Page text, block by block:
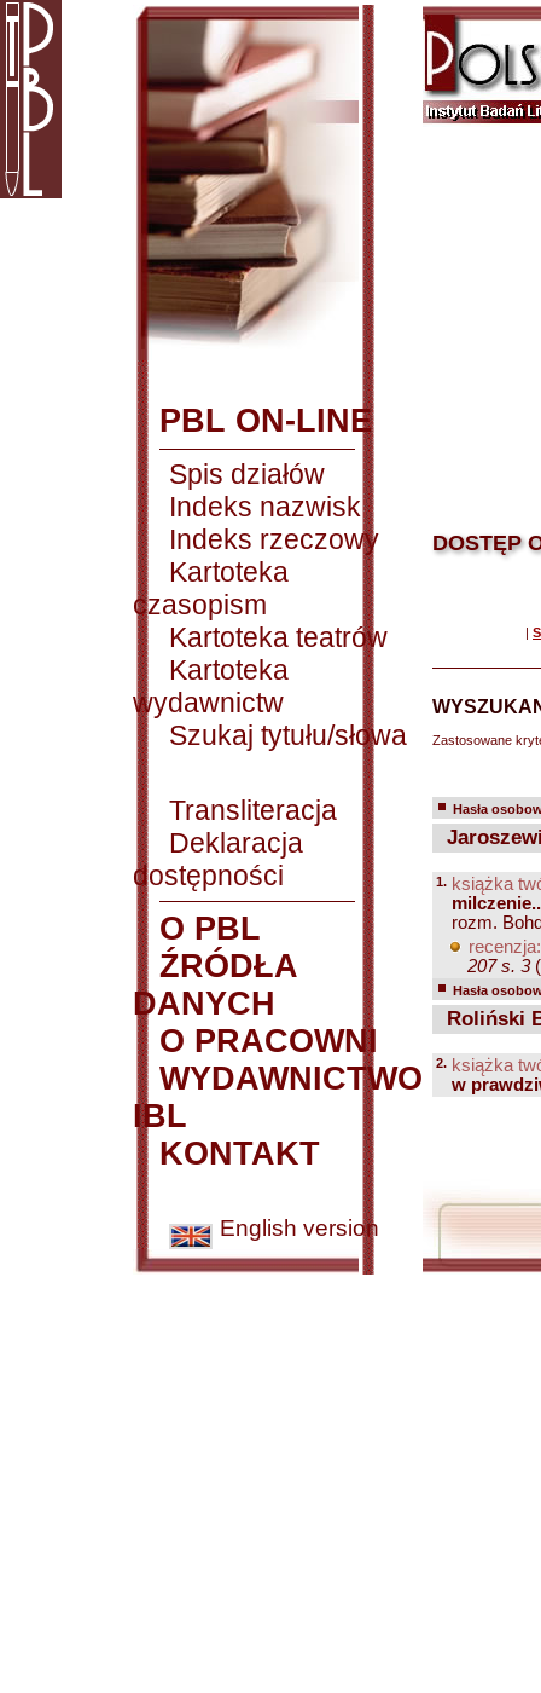
PBL ON-LINE
Spis działów
Indeks nazwisk
Indeks rzeczowy
Kartoteka
czasopism
Kartoteka teatrów
Kartoteka
wydawnictw
Szukaj tytułu/słowa
Transliteracja
Deklaracja
dostępności
O PBL
ŹRÓDŁA
DANYCH
O PRACOWNI
WYDAWNICTWO
IBL
KONTAKT
English version
DOSTĘP
|
Zastosowane
Hasła
1. książka
rozm.
recenzja:
207 s. 3
Hasła
Roliński
2. książka
w